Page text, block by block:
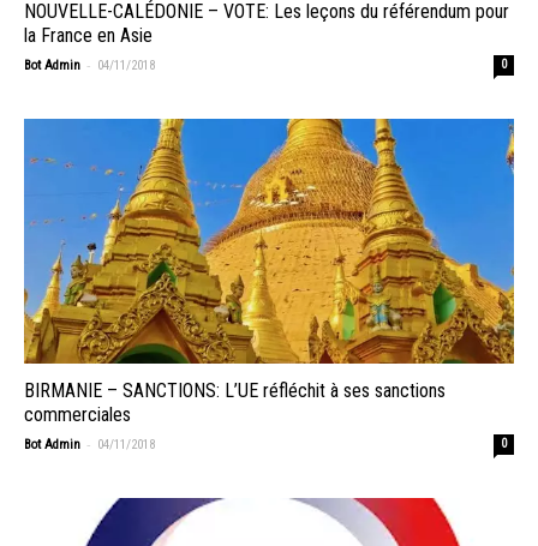
NOUVELLE-CALÉDONIE – VOTE: Les leçons du référendum pour
la France en Asie
Bot Admin - 04/11/2018 0
BIRMANIE – SANCTIONS: L’UE réfléchit à ses sanctions
commerciales
Bot Admin - 04/11/2018 0